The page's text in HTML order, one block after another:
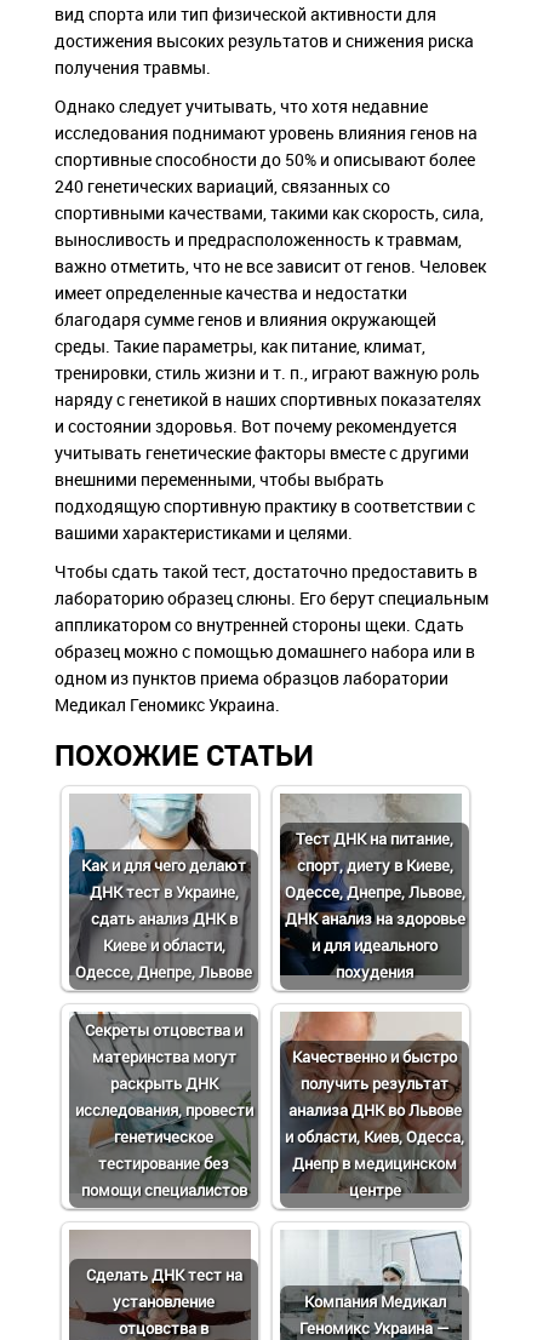
вид спорта или тип физической активности для
достижения высоких результатов и снижения риска
получения травмы.
Однако следует учитывать, что хотя недавние
исследования поднимают уровень влияния генов на
спортивные способности до 50% и описывают более
240 генетических вариаций, связанных со
спортивными качествами, такими как скорость, сила,
выносливость и предрасположенность к травмам,
важно отметить, что не все зависит от генов. Человек
имеет определенные качества и недостатки
благодаря сумме генов и влияния окружающей
среды. Такие параметры, как питание, климат,
тренировки, стиль жизни и т. п., играют важную роль
наряду с генетикой в ​​наших спортивных показателях
и состоянии здоровья. Вот почему рекомендуется
учитывать генетические факторы вместе с другими
внешними переменными, чтобы выбрать
подходящую спортивную практику в соответствии с
вашими характеристиками и целями.
Чтобы сдать такой тест, достаточно предоставить в
лабораторию образец слюны. Его берут специальным
аппликатором со внутренней стороны щеки. Сдать
образец можно с помощью домашнего набора или в
одном из пунктов приема образцов лаборатории
Медикал Геномикс Украина.
ПОХОЖИЕ СТАТЬИ
Как и для чего делают
ДНК тест в Украине,
сдать анализ ДНК в
Киеве и области,
Одессе, Днепре, Львове
Тест ДНК на питание,
спорт, диету в Киеве,
Одессе, Днепре, Львове,
ДНК анализ на здоровье
и для идеального
похудения
Cекреты отцовства и
материнства могут
раскрыть ДНК
исследования, провести
генетическое
тестирование без
помощи специалистов
Качественно и быстро
получить результат
анализа ДНК во Львове
и области, Киев, Одесса,
Днепр в медицинском
центре
Сделать ДНК тест на
установление
отцовства в
Компания Медикал
Геномикс Украина —